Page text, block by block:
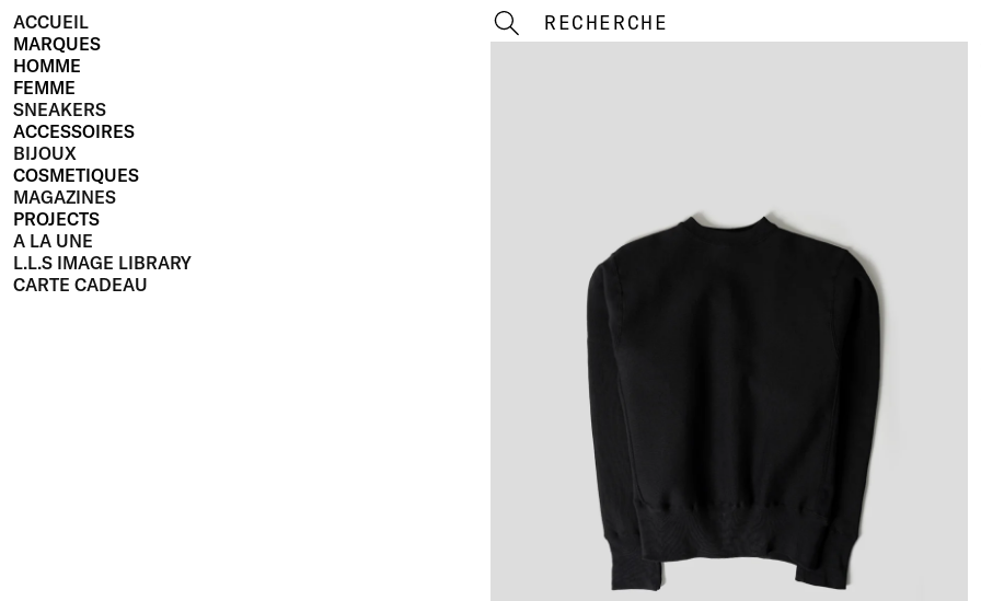
ACCUEIL
MARQUES
HOMME
FEMME
SNEAKERS
ACCESSOIRES
BIJOUX
COSMETIQUES
MAGAZINES
PROJECTS
A LA UNE
L.L.S IMAGE LIBRARY
CARTE CADEAU
RECHERCHE